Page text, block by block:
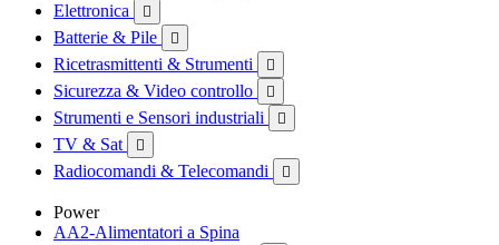
Elettronica 
Batterie & Pile 
Ricetrasmittenti & Strumenti 
Sicurezza & Video controllo 
Strumenti e Sensori industriali 
TV & Sat 
Radiocomandi & Telecomandi 
Power
AA2-Alimentatori a Spina